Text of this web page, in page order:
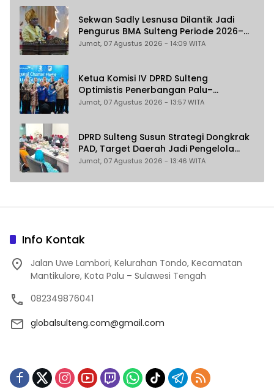
Sekwan Sadly Lesnusa Dilantik Jadi
Pengurus BMA Sulteng Periode 2026–
2031
Jumat, 07 Agustus 2026 - 14:09 WITA
Ketua Komisi IV DPRD Sulteng
Optimistis Penerbangan Palu–
Guangzhou Dongkrak Ekspor dan
Jumat, 07 Agustus 2026 - 13:57 WITA
DPRD Sulteng Susun Strategi Dongkrak
PAD, Target Daerah Jadi Pengelola
Sekaligus Penghasil
Jumat, 07 Agustus 2026 - 13:46 WITA
Info Kontak
Jalan Uwe Lambori, Kelurahan Tondo, Kecamatan
Mantikulore, Kota Palu – Sulawesi Tengah
082349876041
globalsulteng.com@gmail.com